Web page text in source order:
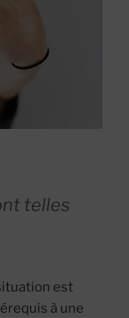
telles
est
à une